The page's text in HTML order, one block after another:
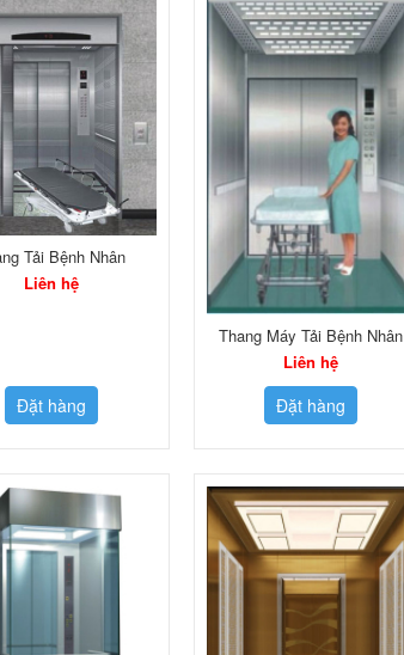
Tải Bệnh Nhân
Liên hệ
Đặt hàng
Thang Máy Tải Bệnh Nhân
Liên hệ
Đặt hàng